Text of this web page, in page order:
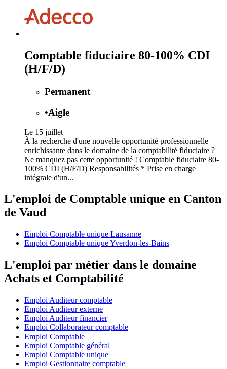
Comptable fiduciaire 80-100% CDI
(H/F/D)
Permanent
•Aigle
Le 15 juillet
À la recherche d'une nouvelle opportunité professionnelle
enrichissante dans le domaine de la comptabilité fiduciaire ?
Ne manquez pas cette opportunité ! Comptable fiduciaire 80-
100% CDI (H/F/D) Responsabilités * Prise en charge
intégrale d'un...
L'emploi de Comptable unique en Canton
de Vaud
Emploi Comptable unique Lausanne
Emploi Comptable unique Yverdon-les-Bains
L'emploi par métier dans le domaine
Achats et Comptabilité
Emploi Auditeur comptable
Emploi Auditeur externe
Emploi Auditeur financier
Emploi Collaborateur comptable
Emploi Comptable
Emploi Comptable général
Emploi Comptable unique
Emploi Gestionnaire comptable